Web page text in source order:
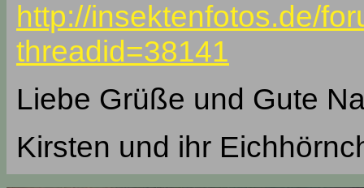
http://insektenfotos.de/
threadid=38141
Liebe Grüße und Gute
Kirsten und ihr